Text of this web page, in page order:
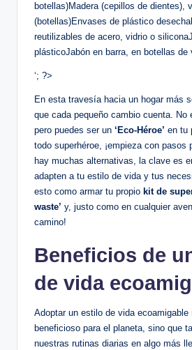
botellas)Madera (cepillos de dientes),
(botellas)Envases de plástico
reutilizables de acero, vidrio o
plásticoJabón en barra, en botellas de
‘; ?>
En esta travesía hacia un hogar más
que cada pequeño cambio cuenta. No
pero puedes ser un ‘Eco-Héroe’ en tu
todo superhéroe, ¡empieza con pasos
hay muchas alternativas, la clave es
adapten a tu estilo de vida y tus
esto como armar tu propio kit de
waste’ y, justo como en cualquier
camino!
Beneficios de
de vida
Adoptar un estilo de vida ecoamigable
beneficioso para el planeta, sino que
nuestras rutinas diarias en algo más